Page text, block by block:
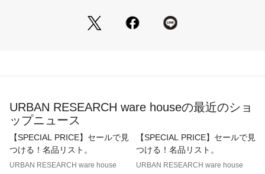
ちし、他の衣類に移染する場合があります。
※その他お取り扱いに関しましては、商品に付属のアテンショ
※商品の色味の目安は、商品単体の画像をご参照ください。
▼お気に入り登録のおすすめ▼
お気に入り登録された商品は、マイページにて現在の価格情報
や在庫状況の確認が可能です。
お買い物リストの管理にぜひご利用ください。
URBAN RESEARCH ware houseの最近のショ
ップニュース
【SPECIAL PRICE】セールで見
つける！名品リスト。
URBAN RESEARCH ware house
【SPECIAL PRICE】セールで見
つける！名品リスト。
URBAN RESEARCH ware house